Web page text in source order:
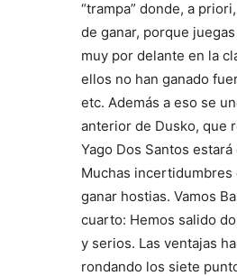
“trampa” donde, a
de ganar, porque
muy por delante en la
ellos no han ganado
etc. Además a eso se
anterior de Dusko, que
Yago Dos Santos
Muchas
ganar hostias. Vamos
cuarto: Hemos salido
y serios. Las ventajas
rondando los siete